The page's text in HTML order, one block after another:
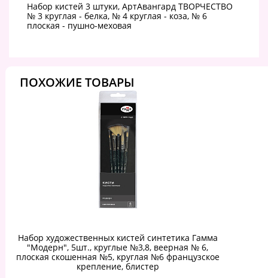
Набор кистей 3 штуки, АртАвангард ТВОРЧЕСТВО
№ 3 круглая - белка, № 4 круглая - коза, № 6
плоская - пушно-меховая
ПОХОЖИЕ ТОВАРЫ
Набор художественных кистей синтетика Гамма
"Модерн", 5шт., круглые №3,8, веерная № 6,
плоская скошенная №5, круглая №6 французское
крепление, блистер